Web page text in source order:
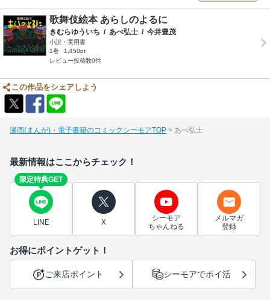
歌舞伎絵本 あらしのよるに
きむらゆういち / あべ弘士 / 今井豊茂
小説・実用書
1巻
1,450pt
レビュー投稿数0件
この作品をシェアしよう
漫画(まんが)・電子書籍のコミックシーモアTOP あべ弘士
最新情報はここからチェック！
限定特典GET
LINE X
シーモア
ちゃんねる
メルマガ
登録
お得にポイントゲット！
ご来店ポイント シーモアでポイ活